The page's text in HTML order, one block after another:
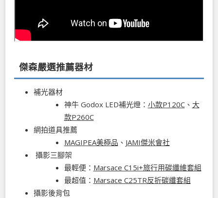
傑森嚴選推薦器材
補光器材
神牛 Godox LED補光燈： 小款P120C、 大
款P260C
網拍道具推薦
MAGIPEA美極品 、 JAMI傑米會社
攝影三腳架
最輕便： Marsace C15i+旅行用碳纖維套組
最超值： Marsace C25TR反折碳纖套組
攝影後背包